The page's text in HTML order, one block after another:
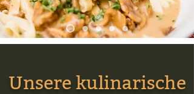
Unsere kulinarische